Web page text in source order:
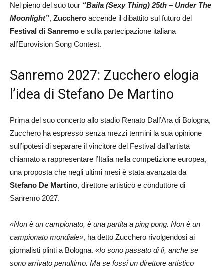
Nel pieno del suo tour “Baila (Sexy Thing) 25th – Under The
Moonlight”, Zucchero accende il dibattito sul futuro del
Festival di Sanremo e sulla partecipazione italiana
all’Eurovision Song Contest.
Sanremo 2027: Zucchero elogia
l’idea di Stefano De Martino
Prima del suo concerto allo stadio Renato Dall’Ara di Bologna,
Zucchero ha espresso senza mezzi termini la sua opinione
sull’ipotesi di separare il vincitore del Festival dall’artista
chiamato a rappresentare l’Italia nella competizione europea,
una proposta che negli ultimi mesi è stata avanzata da
Stefano De Martino, direttore artistico e conduttore di
Sanremo 2027.
«Non è un campionato, è una partita a ping pong. Non è un
campionato mondiale», ha detto Zucchero rivolgendosi ai
giornalisti plinti a Bologna. «Io sono passato di lì, anche se
sono arrivato penultimo. Ma se fossi un direttore artistico